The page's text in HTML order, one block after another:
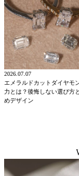
2026.07.07
エメラルドカットダイヤモ
力とは？後悔しない選び方
めデザイン